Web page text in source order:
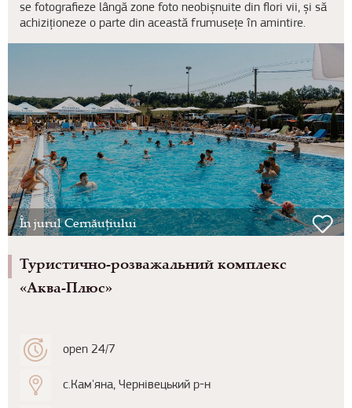
se fotografieze lângă zone foto neobișnuite din flori vii, și să
achiziționeze o parte din această frumusețe în amintire.
În jurul Cernăuțiului
Туристично-розважальний комплекс
«Аква-Плюс»
open 24/7
с.Кам'яна, Чернівецький р-н